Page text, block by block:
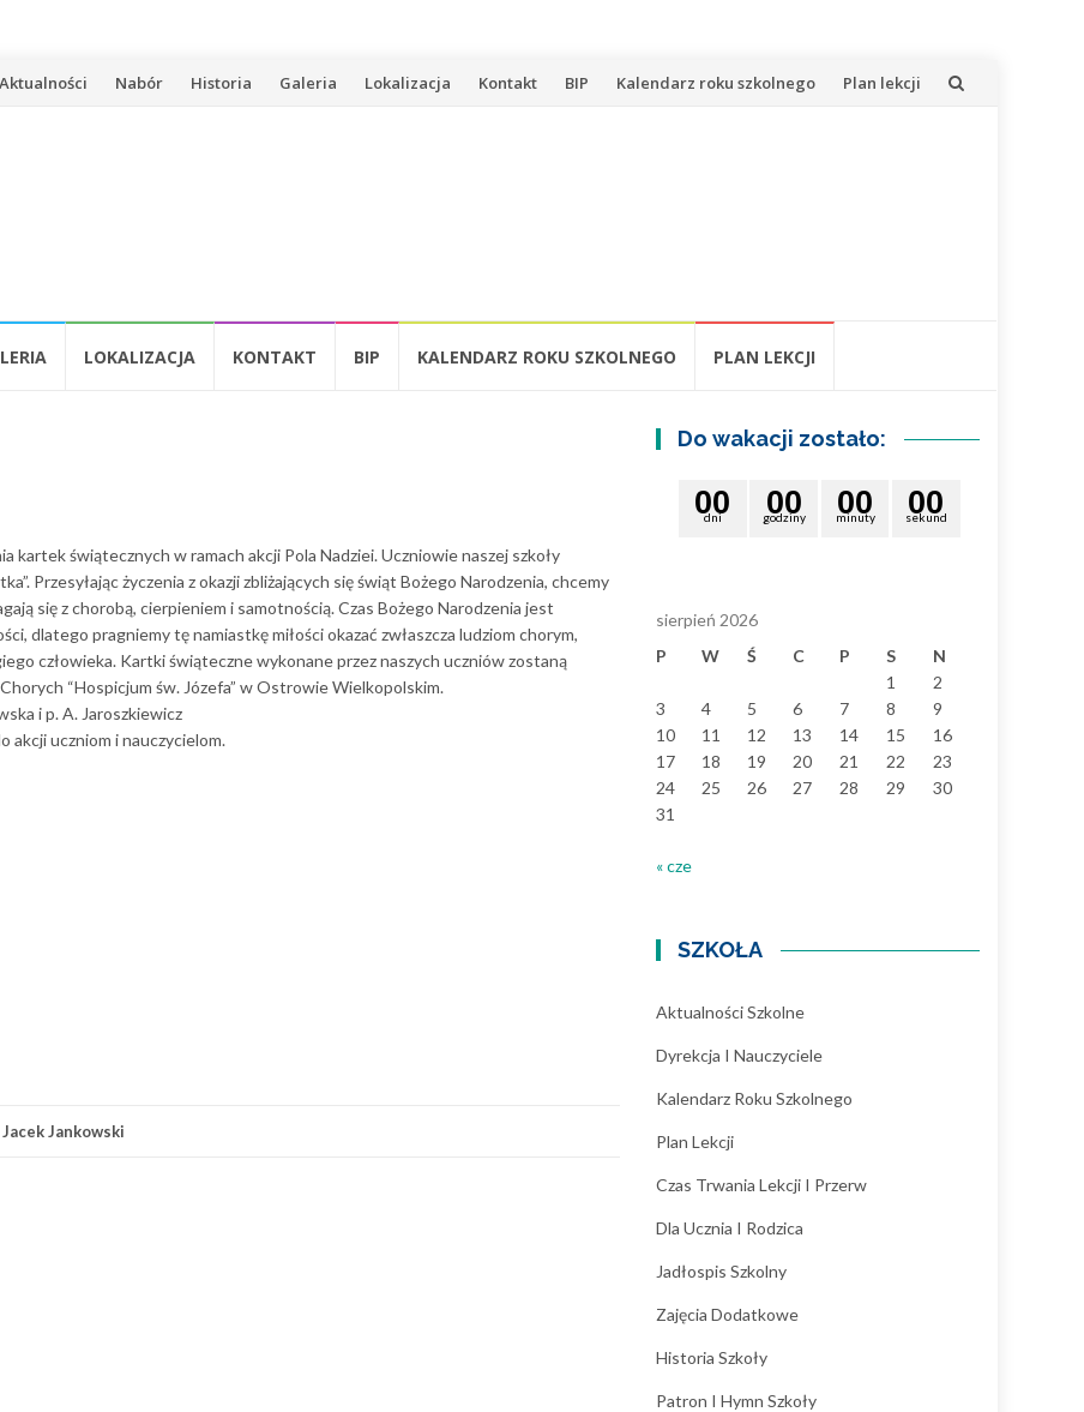
Aktualności Nabór Historia Galeria Lokalizacja Kontakt BIP Kalendarz roku szkolnego Plan lekcji
LOKALIZACJA KONTAKT BIP KALENDARZ ROKU SZKOLNEGO PLAN LEKCJI
kartek świątecznych w ramach akcji Pola Nadziei. Uczniowie naszej szkoły
Przesyłając życzenia z okazji zbliżających się świąt Bożego Narodzenia, chcemy
się z chorobą, cierpieniem i samotnością. Czas Bożego Narodzenia jest
dlatego pragniemy tę namiastkę miłości okazać zwłaszcza ludziom chorym,
człowieka. Kartki świąteczne wykonane przez naszych uczniów zostaną
“Hospicjum św. Józefa” w Ostrowie Wielkopolskim.
i p. A. Jaroszkiewicz
akcji uczniom i nauczycielom.
Jacek Jankowski
Do wakacji zostało:
dni
00 godziny
00 minuty
00 sekund
00
sierpień 2026
P
W Ś C P S
N
1
2
3
4 5 6 7 8
9
10
11 12 13 14 15
16
17
18 19 20 21 22
23
24
25 26 27 28 29
30
31
« cze
SZKOŁA
Aktualności Szkolne
Dyrekcja I Nauczyciele
Kalendarz Roku Szkolnego
Plan Lekcji
Czas Trwania Lekcji I Przerw
Dla Ucznia I Rodzica
Jadłospis Szkolny
Zajęcia Dodatkowe
Historia Szkoły
Patron I Hymn Szkoły